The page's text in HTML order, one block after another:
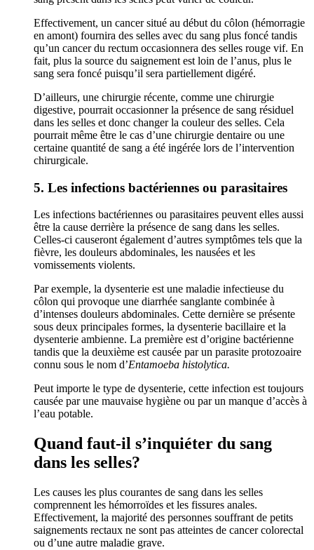
Effectivement, un cancer situé au début du côlon (hémorragie
en amont) fournira des selles avec du sang plus foncé tandis
qu’un cancer du rectum occasionnera des selles rouge vif. En
fait, plus la source du saignement est loin de l’anus, plus le
sang sera foncé puisqu’il sera partiellement digéré.
D’ailleurs, une chirurgie récente, comme une chirurgie
digestive, pourrait occasionner la présence de sang résiduel
dans les selles et donc changer la couleur des selles. Cela
pourrait même être le cas d’une chirurgie dentaire ou une
certaine quantité de sang a été ingérée lors de l’intervention
chirurgicale.
5. Les infections bactériennes ou parasitaires
Les infections bactériennes ou parasitaires peuvent elles aussi
être la cause derrière la présence de sang dans les selles.
Celles-ci causeront également d’autres symptômes tels que la
fièvre, les douleurs abdominales, les nausées et les
vomissements violents.
Par exemple, la dysenterie est une maladie infectieuse du
côlon qui provoque une diarrhée sanglante combinée à
d’intenses douleurs abdominales. Cette dernière se présente
sous deux principales formes, la dysenterie bacillaire et la
dysenterie ambienne. La première est d’origine bactérienne
tandis que la deuxième est causée par un parasite protozoaire
connu sous le nom d’Entamoeba histolytica.
Peut importe le type de dysenterie, cette infection est toujours
causée par une mauvaise hygiène ou par un manque d’accès à
l’eau potable.
Quand faut-il s’inquiéter du sang
dans les selles?
Les causes les plus courantes de sang dans les selles
comprennent les hémorroïdes et les fissures anales.
Effectivement, la majorité des personnes souffrant de petits
saignements rectaux ne sont pas atteintes de cancer colorectal
ou d’une autre maladie grave.